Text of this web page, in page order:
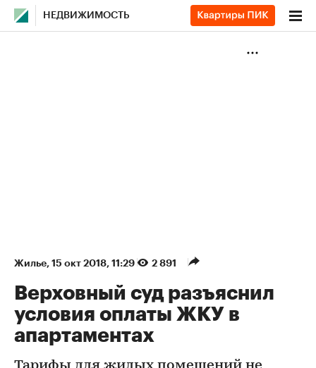
НЕДВИЖИМОСТЬ
Жилье⁠, 15 окт 2018, 11:29 2 891
Верховный суд разъяснил
условия оплаты ЖКУ в
апартаментах